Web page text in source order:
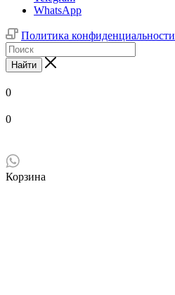
WhatsApp
Политика конфиденциальности
Найти
0
0
Корзина